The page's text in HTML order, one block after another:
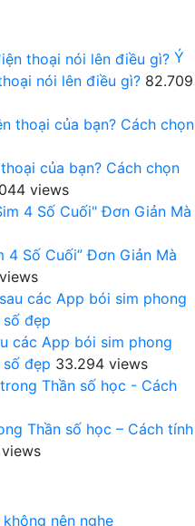
Ý
nói lên điều gì? 82.709
của bạn? Cách chọn
views
4 Số Cuối” Đơn Giản Mà
các App bói sim phong
đẹp 33.294 views
Thần số học – Cách tính